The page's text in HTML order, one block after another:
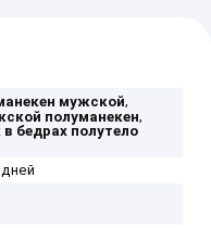
мужской,
полуманекен,
бедрах полутело